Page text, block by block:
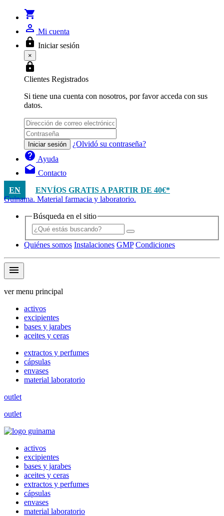
shopping_cart
person_outline Mi cuenta
lock Iniciar sesión
×
lock
Clientes Registrados
Si tiene una cuenta con nosotros, por favor acceda con sus
datos.
Iniciar sesión ¿Olvidó su contraseña?
help Ayuda
drafts Contacto
EN
ENVÍOS GRATIS A PARTIR DE 40€*
Guinama. Material farmacia y laboratorio.
Búsqueda en el sitio
Quiénes somos Instalaciones GMP Condiciones
menu
ver menu principal
activos
excipientes
bases y jarabes
aceites y ceras
extractos y perfumes
cápsulas
envases
material laboratorio
outlet
outlet
activos
excipientes
bases y jarabes
aceites y ceras
extractos y perfumes
cápsulas
envases
material laboratorio